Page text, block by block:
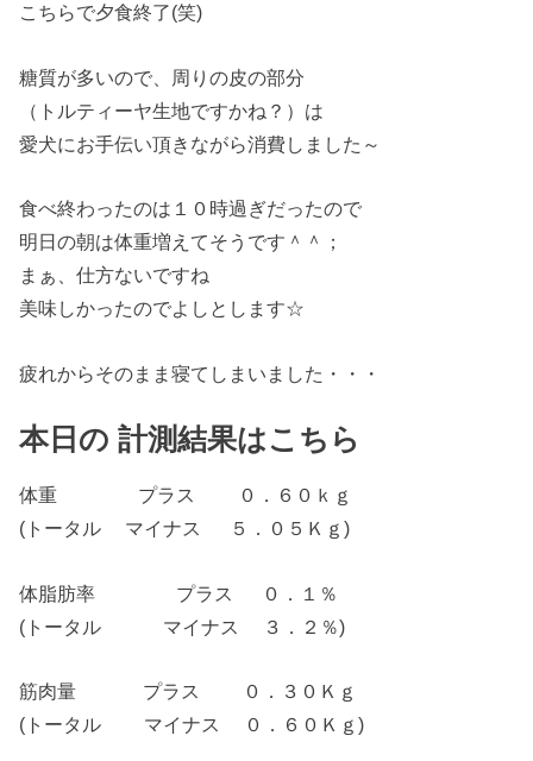
こちらで夕食終了(笑)
糖質が多いので、周りの皮の部分
（トルティーヤ生地ですかね？）は
愛犬にお手伝い頂きながら消費しました～
食べ終わったのは１０時過ぎだったので
明日の朝は体重増えてそうです＾＾；
まぁ、仕方ないですね
美味しかったのでよしとします☆
疲れからそのまま寝てしまいました・・・
本日の 計測結果はこちら
体重 プラス ０．６０ｋｇ
(トータル マイナス ５．０５Ｋｇ)
体脂肪率 プラス ０．１％
(トータル マイナス ３．２％)
筋肉量 プラス ０．３０Ｋｇ
(トータル マイナス ０．６０Ｋｇ)